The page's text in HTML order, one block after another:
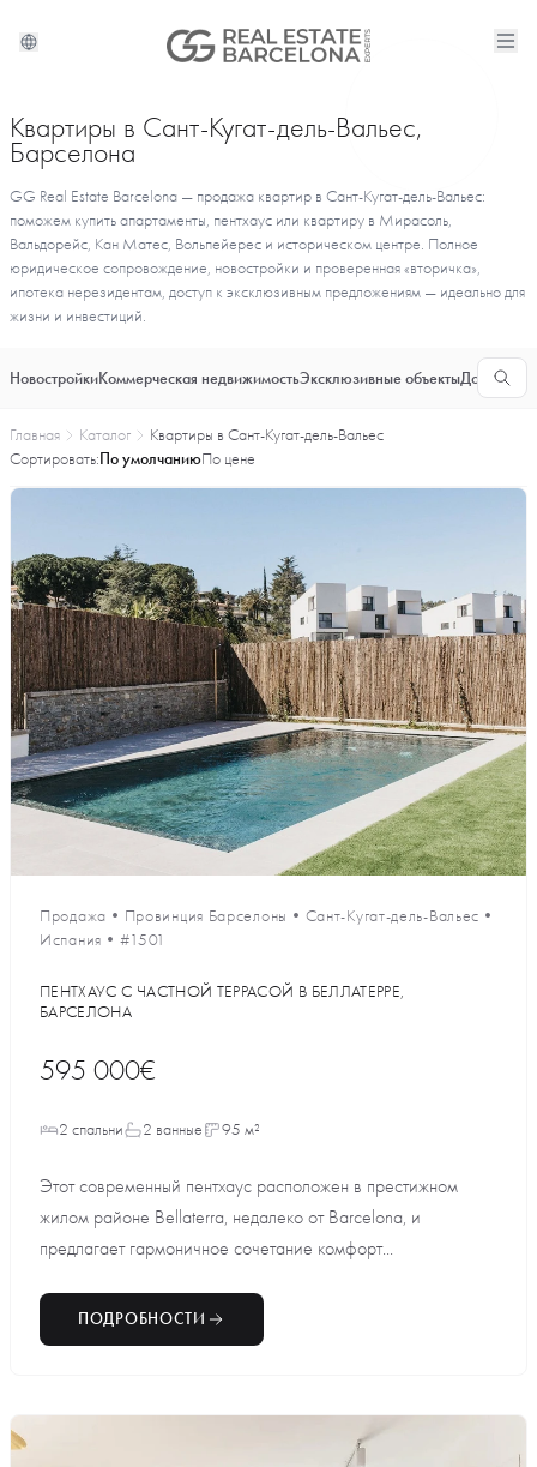
Квартиры в Сант-Кугат-дель-Вальес,
Барселона
GG Real Estate Barcelona — продажа квартир в Сант-Кугат-дель-Вальес:
поможем купить апартаменты, пентхаус или квартиру в Мирасоль,
Вальдорейс, Кан Матес, Вольпейерес и историческом центре. Полное
юридическое сопровождение, новостройки и проверенная «вторичка»,
ипотека нерезидентам, доступ к эксклюзивным предложениям — идеально для
жизни и инвестиций.
НовостройкиКоммерческая недвижимостьЭксклюзивные объекты
Главная Каталог
Квартиры в Сант-Кугат-дель-Вальес
Сортировать:По умолчаниюПо цене
Продажа • Провинция Барселоны • Сант-Кугат-дель-Вальес •
Испания • #1501
ПЕНТХАУС С ЧАСТНОЙ ТЕРРАСОЙ В БЕЛЛАТЕРРЕ,
БАРСЕЛОНА
595 000€
2 спальни 2 ванные 95 м²
Этот современный пентхаус расположен в престижном
жилом районе Bellaterra, недалеко от Barcelona, и
предлагает гармоничное сочетание комфорт...
ПОДРОБНОСТИ